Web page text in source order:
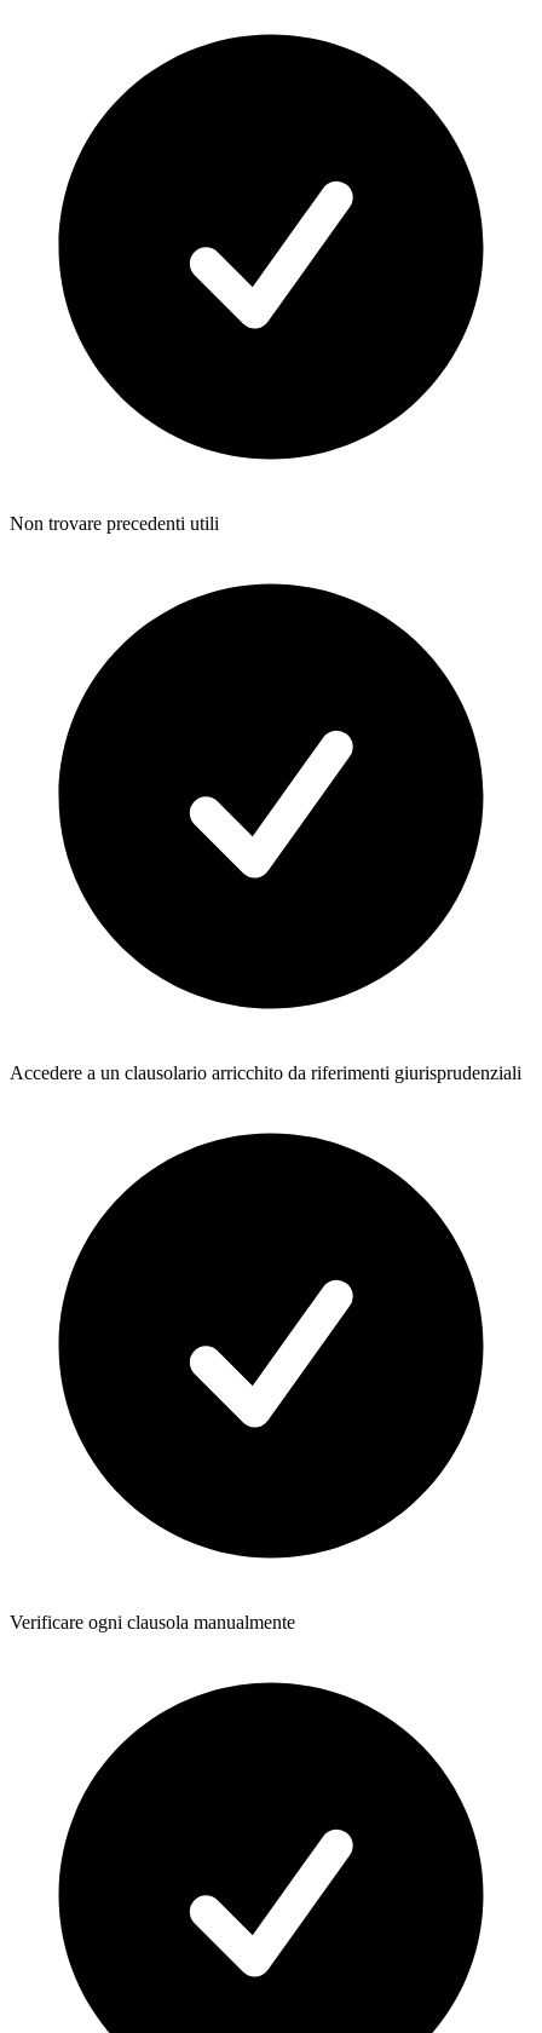
Non trovare precedenti utili
Accedere a un clausolario arricchito da riferimenti giurisprudenziali
Verificare ogni clausola manualmente